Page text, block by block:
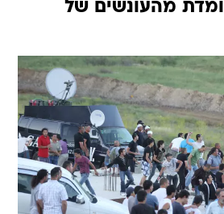
מהעונשים של